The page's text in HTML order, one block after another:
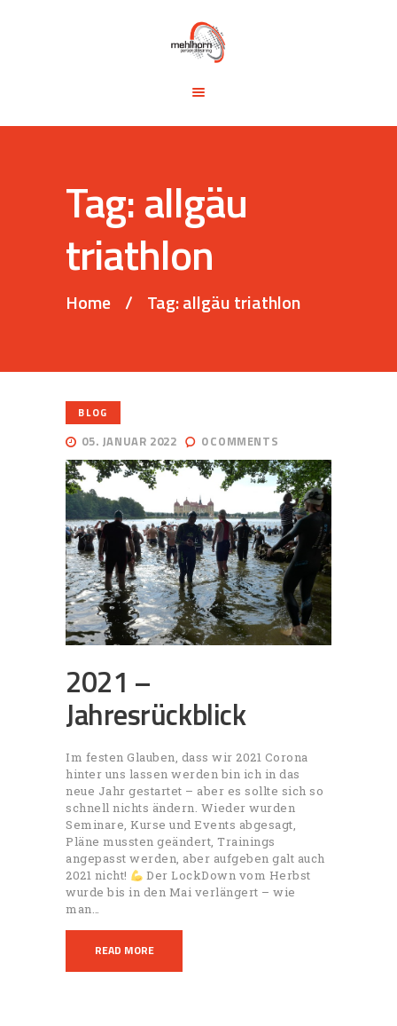
Tag: allgäu
triathlon
Home Tag: allgäu triathlon
KONTAKT
BLOG
05. JANUAR 2022 0COMMENTS
2021 –
Jahresrückblick
Im festen Glauben, dass wir 2021 Corona
hinter uns lassen werden bin ich in das
neue Jahr gestartet – aber es sollte sich so
schnell nichts ändern. Wieder wurden
Seminare, Kurse und Events abgesagt,
Pläne mussten geändert, Trainings
angepasst werden, aber aufgeben galt auch
2021 nicht!
Der LockDown vom Herbst
wurde bis in den Mai verlängert – wie
man…
READ MORE